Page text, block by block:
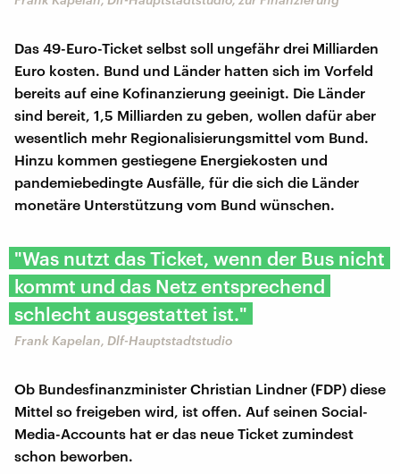
Das 49-Euro-Ticket selbst soll ungefähr drei Milliarden
Euro kosten. Bund und Länder hatten sich im Vorfeld
bereits auf eine Kofinanzierung geeinigt. Die Länder
sind bereit, 1,5 Milliarden zu geben, wollen dafür aber
wesentlich mehr Regionalisierungsmittel vom Bund.
Hinzu kommen gestiegene Energiekosten und
pandemiebedingte Ausfälle, für die sich die Länder
monetäre Unterstützung vom Bund wünschen.
"Was nutzt das Ticket, wenn der Bus nicht
kommt und das Netz entsprechend
schlecht ausgestattet ist."
Frank Kapelan, Dlf-Hauptstadtstudio
Ob Bundesfinanzminister Christian Lindner (FDP) diese
Mittel so freigeben wird, ist offen. Auf seinen Social-
Media-Accounts hat er das neue Ticket zumindest
schon beworben.